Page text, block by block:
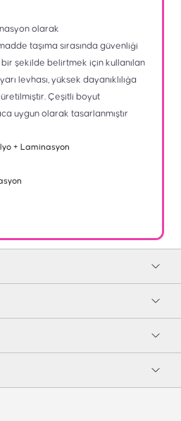
olarak
taşıma sırasında güvenliği
bir şekilde belirtmek için kullanılan
levhası, yüksek dayanıklılığa
Çeşitli boyut
uygun olarak tasarlanmıştır
+ Laminasyon